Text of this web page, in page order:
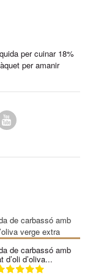
per cuinar 18%
per amanir
de carbassó amb
d’oli d’oliva...